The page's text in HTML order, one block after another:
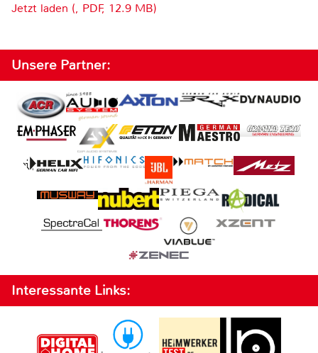
Jetzt laden (, PDF, 12.9 MB)
Unsere Partner:
Interessante Links: